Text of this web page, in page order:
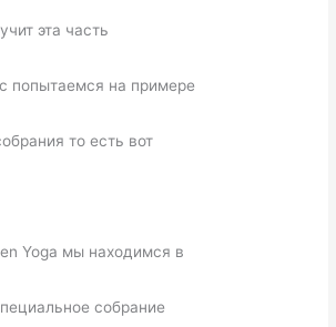
эта часть
попытаемся на примере
то есть вот
Yoga мы находимся в
собрание